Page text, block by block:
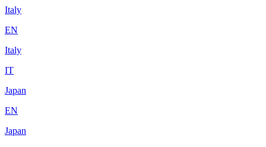
Italy
EN
Italy
IT
Japan
EN
Japan